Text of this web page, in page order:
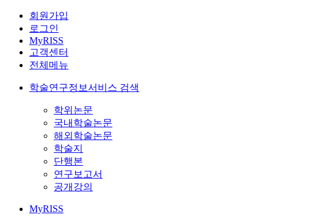
회원가입
로그인
MyRISS
고객센터
전체메뉴
학술연구정보서비스 검색
학위논문
국내학술논문
해외학술논문
학술지
단행본
연구보고서
공개강의
MyRISS